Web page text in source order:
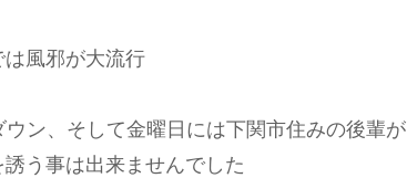
風邪が大流行
ン、そして金曜日には下関市住みの後輩が
う事は出来ませんでした